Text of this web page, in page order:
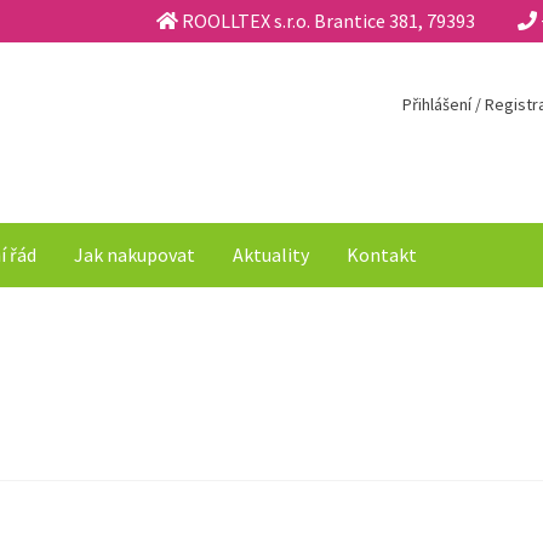
ROOLLTEX s.r.o. Brantice 381, 79393
Přihlášení /
řád Jak nakupovat Aktuality Kontakt